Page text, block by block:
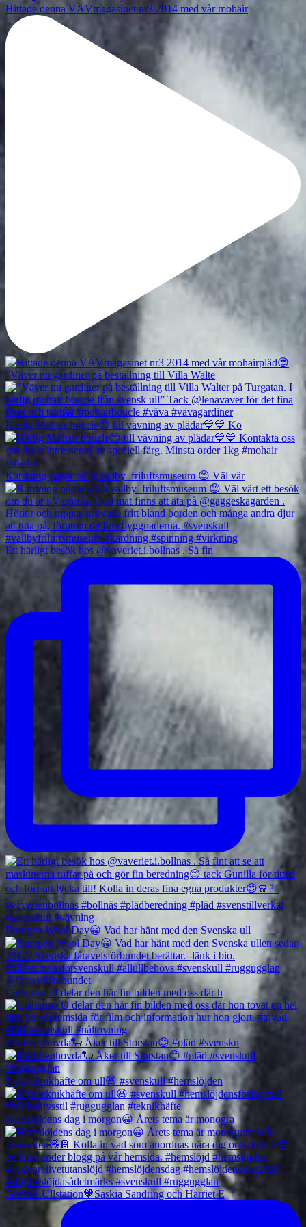
Hittade denna VÄVmagasinet nr3 2014 med vår mohair
”Väver nu gardiner på beställning till Villa Walte
Härlig Mohair boucle😊 till vävning av plädar💙💙 Ko
Kardning pågår på @vallby_friluftsmuseum 😊 Väl vär
Ett härligt besök hos @vaveriet.i.bollnas . Så fin
Europen Wool Day😀 Vad har hänt med den Svenska ull
Catharina O delar den här fin bilden med oss där h
Pläd Lenhovda🐑 Åker till Storstan😊 #pläd #svensku
Nytt teknikhäfte om ull😃 #svenskull #hemslöjden
Hemslöjdens dag i morgon😀 Årets tema är monogra
Sörböle Ullstation🧡Saskia Sandring och Harriet E